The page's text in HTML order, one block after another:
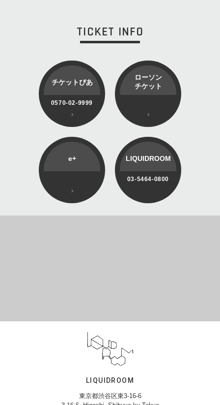
TICKET INFO
チケットぴあ
0570-02-9999
ローソン
チケット
e+ LIQUIDROOM
03-5464-0800
LIQUIDROOM
東京都渋谷区東3-16-6